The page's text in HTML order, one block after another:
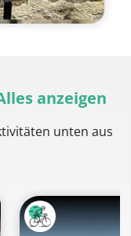
anzeigen
unten aus